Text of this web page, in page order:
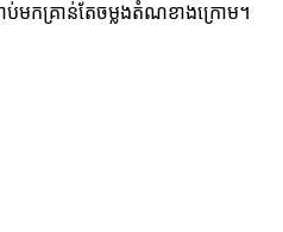
ាប់មកគ្រាន់តែចម្លងតំណខាងក្រោម។